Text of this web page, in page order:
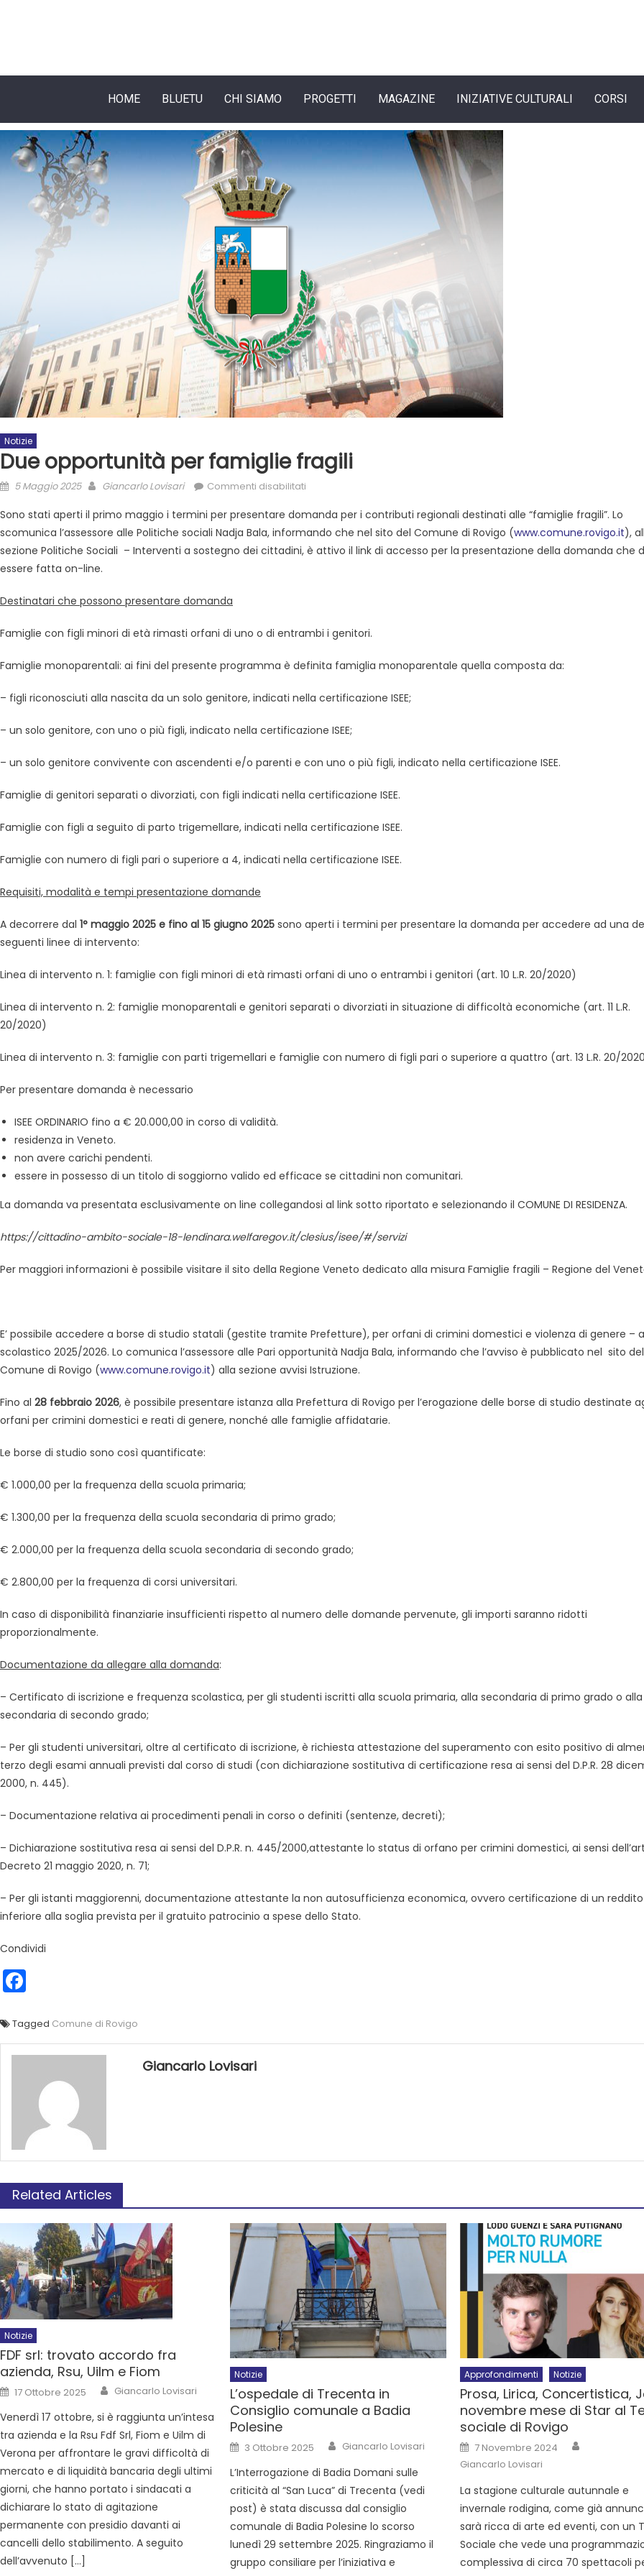
HOME BLUETU CHI SIAMO PROGETTI MAGAZINE INIZIATIVE CULTURALI CORSI
Notizie
Due opportunità per famiglie fragili
5 Maggio 2025 Giancarlo Lovisari Commenti disabilitati
Sono stati aperti il primo maggio i termini per presentare domanda per i contributi regionali destinati alle “famiglie fragili”. Lo
scomunica l’assessore alle Politiche sociali Nadja Bala, informando che nel sito del Comune di Rovigo (www.comune.rovigo.it),
sezione Politiche Sociali – Interventi a sostegno dei cittadini, è attivo il link di accesso per la presentazione della domanda che
essere fatta on-line.
Destinatari che possono presentare domanda
Famiglie con figli minori di età rimasti orfani di uno o di entrambi i genitori.
Famiglie monoparentali: ai fini del presente programma è definita famiglia monoparentale quella composta da:
– figli riconosciuti alla nascita da un solo genitore, indicati nella certificazione ISEE;
– un solo genitore, con uno o più figli, indicato nella certificazione ISEE;
– un solo genitore convivente con ascendenti e/o parenti e con uno o più figli, indicato nella certificazione ISEE.
Famiglie di genitori separati o divorziati, con figli indicati nella certificazione ISEE.
Famiglie con figli a seguito di parto trigemellare, indicati nella certificazione ISEE.
Famiglie con numero di figli pari o superiore a 4, indicati nella certificazione ISEE.
Requisiti, modalità e tempi presentazione domande
A decorrere dal 1° maggio 2025 e fino al 15 giugno 2025 sono aperti i termini per presentare la domanda per accedere ad una
seguenti linee di intervento:
Linea di intervento n. 1: famiglie con figli minori di età rimasti orfani di uno o entrambi i genitori (art. 10 L.R. 20/2020)
Linea di intervento n. 2: famiglie monoparentali e genitori separati o divorziati in situazione di difficoltà economiche (art. 11 L.R.
20/2020)
Linea di intervento n. 3: famiglie con parti trigemellari e famiglie con numero di figli pari o superiore a quattro (art. 13 L.R. 20/
Per presentare domanda è necessario
ISEE ORDINARIO fino a € 20.000,00 in corso di validità.
residenza in Veneto.
non avere carichi pendenti.
essere in possesso di un titolo di soggiorno valido ed efficace se cittadini non comunitari.
La domanda va presentata esclusivamente on line collegandosi al link sotto riportato e selezionando il COMUNE DI RESIDENZA.
https://cittadino-ambito-sociale-18-lendinara.welfaregov.it/clesius/isee/#/servizi
Per maggiori informazioni è possibile visitare il sito della Regione Veneto dedicato alla misura Famiglie fragili – Regione del
E’ possibile accedere a borse di studio statali (gestite tramite Prefetture), per orfani di crimini domestici e violenza di genere –
scolastico 2025/2026. Lo comunica l’assessore alle Pari opportunità Nadja Bala, informando che l’avviso è pubblicato nel sito del
Comune di Rovigo (www.comune.rovigo.it) alla sezione avvisi Istruzione.
Fino al 28 febbraio 2026, è possibile presentare istanza alla Prefettura di Rovigo per l’erogazione delle borse di studio destinate
orfani per crimini domestici e reati di genere, nonché alle famiglie affidatarie.
Le borse di studio sono così quantificate:
€ 1.000,00 per la frequenza della scuola primaria;
€ 1.300,00 per la frequenza della scuola secondaria di primo grado;
€ 2.000,00 per la frequenza della scuola secondaria di secondo grado;
€ 2.800,00 per la frequenza di corsi universitari.
In caso di disponibilità finanziarie insufficienti rispetto al numero delle domande pervenute, gli importi saranno ridotti
proporzionalmente.
Documentazione da allegare alla domanda:
– Certificato di iscrizione e frequenza scolastica, per gli studenti iscritti alla scuola primaria, alla secondaria di primo grado o alla
secondaria di secondo grado;
– Per gli studenti universitari, oltre al certificato di iscrizione, è richiesta attestazione del superamento con esito positivo di
terzo degli esami annuali previsti dal corso di studi (con dichiarazione sostitutiva di certificazione resa ai sensi del D.P.R. 28
2000, n. 445).
– Documentazione relativa ai procedimenti penali in corso o definiti (sentenze, decreti);
– Dichiarazione sostitutiva resa ai sensi del D.P.R. n. 445/2000,attestante lo status di orfano per crimini domestici, ai sensi
Decreto 21 maggio 2020, n. 71;
– Per gli istanti maggiorenni, documentazione attestante la non autosufficienza economica, ovvero certificazione di un reddito
inferiore alla soglia prevista per il gratuito patrocinio a spese dello Stato.
Condividi
Tagged Comune di Rovigo
Giancarlo Lovisari
Related Articles
Notizie
FDF srl: trovato accordo fra
azienda, Rsu, Uilm e Fiom
17 Ottobre 2025 Giancarlo Lovisari
Venerdì 17 ottobre, si è raggiunta un’intesa
tra azienda e la Rsu Fdf Srl, Fiom e Uilm di
Verona per affrontare le gravi difficoltà di
mercato e di liquidità bancaria degli ultimi
giorni, che hanno portato i sindacati a
dichiarare lo stato di agitazione
permanente con presidio davanti ai
cancelli dello stabilimento. A seguito
dell’avvenuto […]
Notizie
L’ospedale di Trecenta in
Consiglio comunale a Badia
Polesine
3 Ottobre 2025 Giancarlo Lovisari
L’Interrogazione di Badia Domani sulle
criticità al “San Luca” di Trecenta (vedi
post) è stata discussa dal consiglio
comunale di Badia Polesine lo scorso
lunedì 29 settembre 2025. Ringraziamo il
gruppo consiliare per l’iniziativa e
Approfondimenti Notizie
Prosa, Lirica, Concertistica,
novembre mese di Star al
sociale di Rovigo
7 Novembre 2024
Giancarlo Lovisari
La stagione culturale autunnale e
invernale rodigina, come già
sarà ricca di arte ed eventi, con un
Sociale che vede una
complessiva di circa 70 spettacoli